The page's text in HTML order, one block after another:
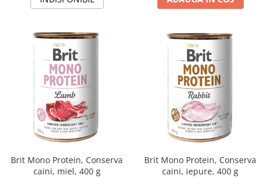
Brit Mono Protein, Conserva
caini, miel, 400 g
Brit Mono Protein, Conserva
caini, iepure, 400 g